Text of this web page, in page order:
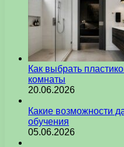
Как выбрать
комнаты
20.06.2026
Какие возможности
обучения
05.06.2026